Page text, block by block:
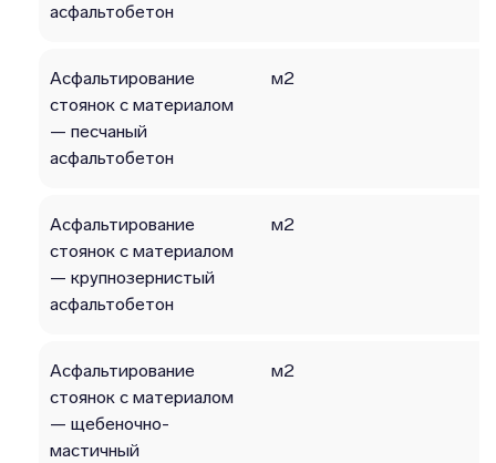
асфальтобетон
Асфальтирование
стоянок с материалом
— песчаный
асфальтобетон
м2
Асфальтирование
стоянок с материалом
— крупнозернистый
асфальтобетон
м2
Асфальтирование
стоянок с материалом
— щебеночно-
мастичный
м2